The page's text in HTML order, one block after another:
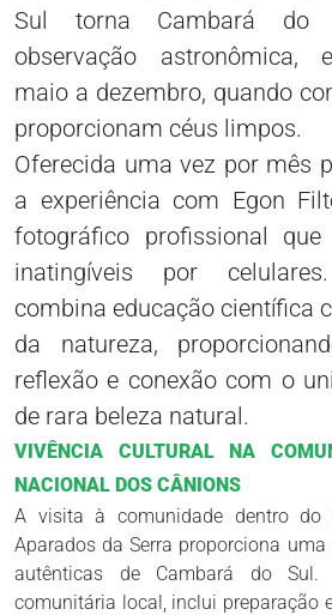
Sul torna Cambará do
observação astronômica,
maio a dezembro, quando
proporcionam céus limpos.
Oferecida uma vez por mês
a experiência com Egon
fotográfico profissional
inatingíveis por
combina educação científica
da natureza,
reflexão e conexão com o
de rara beleza natural.
VIVÊNCIA CULTURAL NA
NACIONAL DOS CÂNIONS
A visita à comunidade dentro do
Aparados da Serra proporciona
autênticas de Cambará do Sul.
comunitária local, inclui preparação